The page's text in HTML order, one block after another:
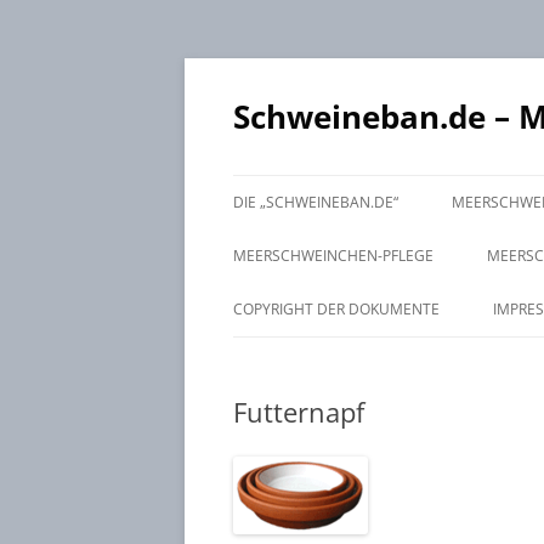
Schweineban.de –
DIE „SCHWEINEBAN.DE“
MEERSCHWEINCHEN-PFLEGE
GESUNDHEITSKONTROLLE
STALLHYGIENE
COPYRIGHT DER DOKUMENTE
Futternapf